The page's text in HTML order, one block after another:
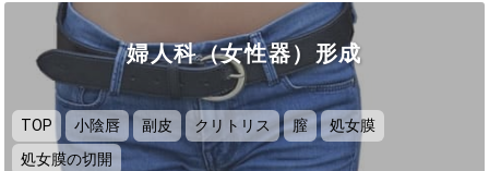
婦人科（女性器）形成
TOP 小陰唇 副皮 クリトリス 膣
処女膜
処女膜の切開